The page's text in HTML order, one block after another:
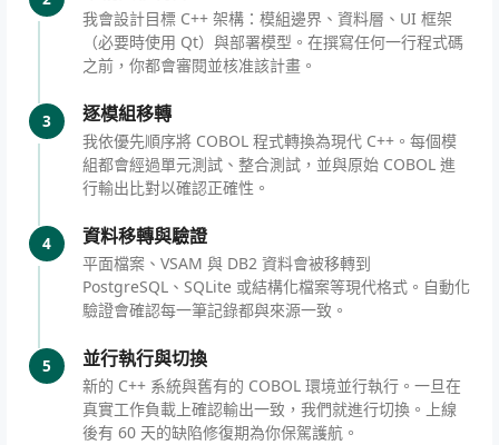
我會設計目標 C++ 架構：模組邊界、資料層、UI 框架
（必要時使用 Qt）與部署模型。在撰寫任何一行程式碼
之前，你都會審閱並核准該計畫。
3 逐模組移轉
我依優先順序將 COBOL 程式轉換為現代 C++。每個模
組都會經過單元測試、整合測試，並與原始 COBOL 進
行輸出比對以確認正確性。
4 資料移轉與驗證
平面檔案、VSAM 與 DB2 資料會被移轉到
PostgreSQL、SQLite 或結構化檔案等現代格式。自動化
驗證會確認每一筆記錄都與來源一致。
5 並行執行與切換
新的 C++ 系統與舊有的 COBOL 環境並行執行。一旦在
真實工作負載上確認輸出一致，我們就進行切換。上線
後有 60 天的缺陷修復期為你保駕護航。